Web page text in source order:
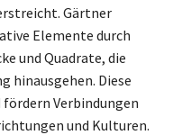
Gärtner
Elemente durch
und Quadrate, die
hinausgehen. Diese
fördern Verbindungen
und Kulturen.